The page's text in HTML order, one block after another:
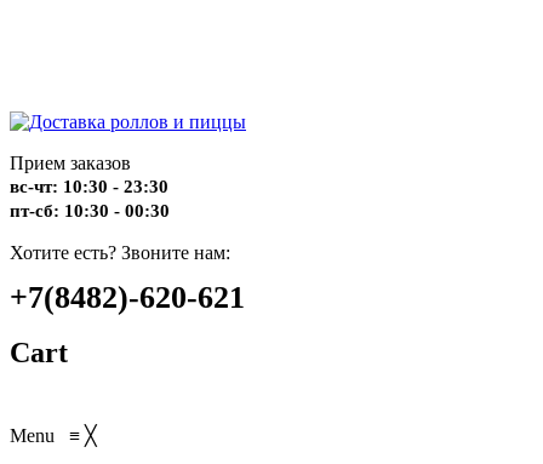
Прием заказов
вс-чт: 10:30 - 23:30
пт-сб: 10:30 - 00:30
Хотите есть? Звоните нам:
+7(8482)-620-621
Cart
Menu ≡ ╳